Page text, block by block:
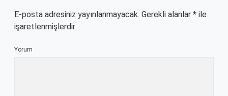
E-posta adresiniz yayınlanmayacak. Gerekli alanlar * ile
işaretlenmişlerdir
Yorum